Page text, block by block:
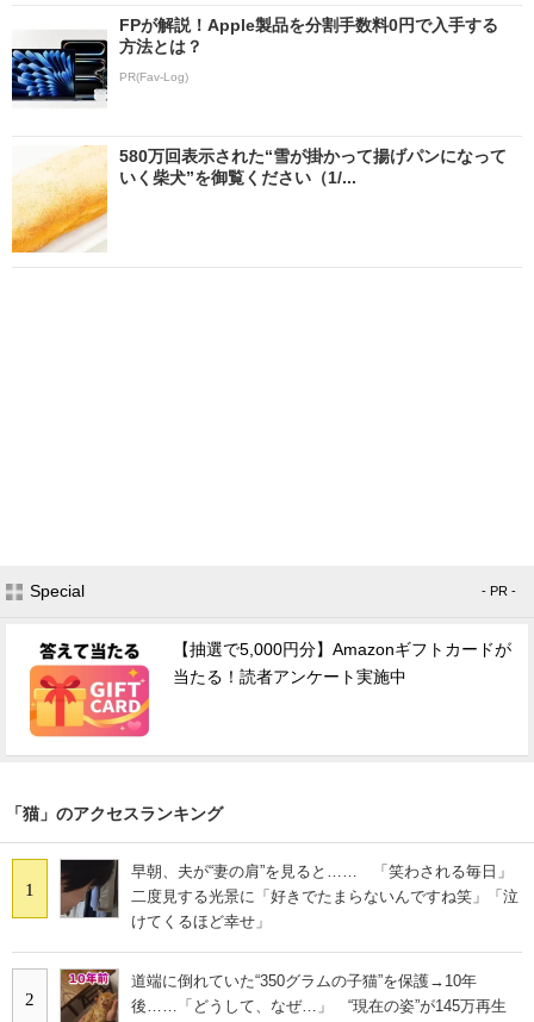
FPが解説！Apple製品を分割手数料0円で入手する
方法とは？
PR(Fav-Log)
580万回表示された“雪が掛かって揚げパンになって
いく柴犬”を御覧ください（1/...
Special - PR -
【抽選で5,000円分】Amazonギフトカードが
当たる！読者アンケート実施中
「猫」のアクセスランキング
1
早朝、夫が“妻の肩”を見ると…… 「笑わされる毎日」
二度見する光景に「好きでたまらないんですね笑」「泣
けてくるほど幸せ」
2
道端に倒れていた“350グラムの子猫”を保護→10年
後……「どうして、なぜ…」 “現在の姿”が145万再生